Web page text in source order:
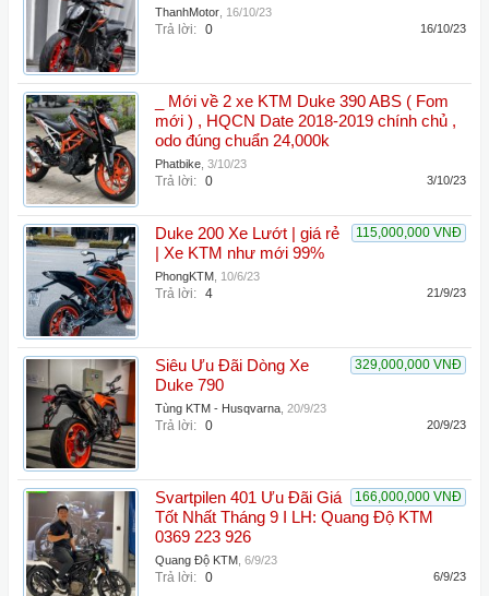
ThanhMotor 16/10/23
Trả lời: 0 16/10/23
_ Mới về 2 xe KTM Duke 390 ABS ( Fom
mới ) , HQCN Date 2018-2019 chính chủ ,
odo đúng chuẩn 24,000k
Phatbike 3/10/23
Trả lời: 0 3/10/23
115,000,000 VNĐ
Duke 200 Xe Lướt | giá rẻ
| Xe KTM như mới 99%
PhongKTM 10/6/23
Trả lời: 4 21/9/23
329,000,000 VNĐ
Siêu Ưu Đãi Dòng Xe
Duke 790
Tùng KTM - Husqvarna 20/9/23
Trả lời: 0 20/9/23
166,000,000 VNĐ
Svartpilen 401 Ưu Đãi Giá
Tốt Nhất Tháng 9 I LH: Quang Độ KTM
0369 223 926
Quang Độ KTM 6/9/23
Trả lời: 0 6/9/23